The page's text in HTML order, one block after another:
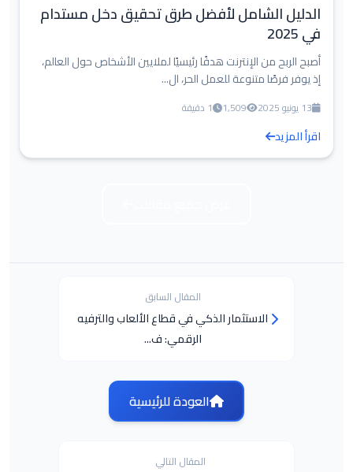
الدليل الشامل لأفضل طرق تحقيق دخل مستدام
في 2025
أصبح الربح من الإنترنت هدفًا رئيسيًا لملايين الأشخاص حول العالم،
إذ يوفر فرصًا متنوعة للعمل الحر، ال...
13 يونيو 2025 1,509 1 دقيقة
اقرأ المزيد
المقال السابق
الاستثمار الذكي في قطاع الألعاب والترفيه
الرقمي: ف...
العودة للرئيسية
المقال التالي